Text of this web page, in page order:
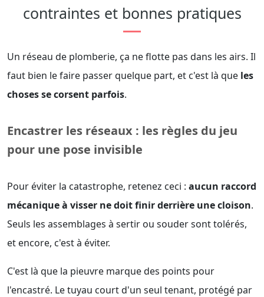
contraintes et bonnes pratiques
Un réseau de plomberie, ça ne flotte pas dans les airs. Il
faut bien le faire passer quelque part, et c'est là que les
choses se corsent parfois.
Encastrer les réseaux : les règles du jeu
pour une pose invisible
Pour éviter la catastrophe, retenez ceci : aucun raccord
mécanique à visser ne doit finir derrière une cloison.
Seuls les assemblages à sertir ou souder sont tolérés,
et encore, c'est à éviter.
C'est là que la pieuvre marque des points pour
l'encastré. Le tuyau court d'un seul tenant, protégé par